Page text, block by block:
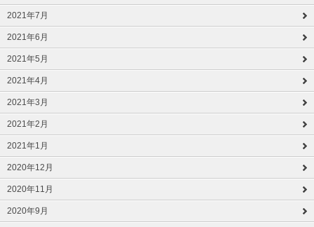
2021年7月
2021年6月
2021年5月
2021年4月
2021年3月
2021年2月
2021年1月
2020年12月
2020年11月
2020年9月